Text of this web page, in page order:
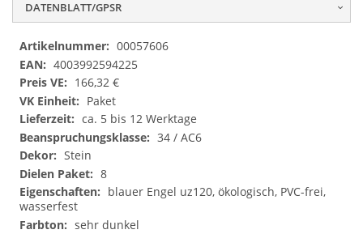
DATENBLATT/GPSR
Datenblatt/GPSR 00057606
4003992594225
166,32 €
Paket
ca. 5 bis 12 Werktage
34 / AC6
Stein
8
blauer Engel uz120, ökologisch, PVC-frei,
wasserfest
sehr dunkel